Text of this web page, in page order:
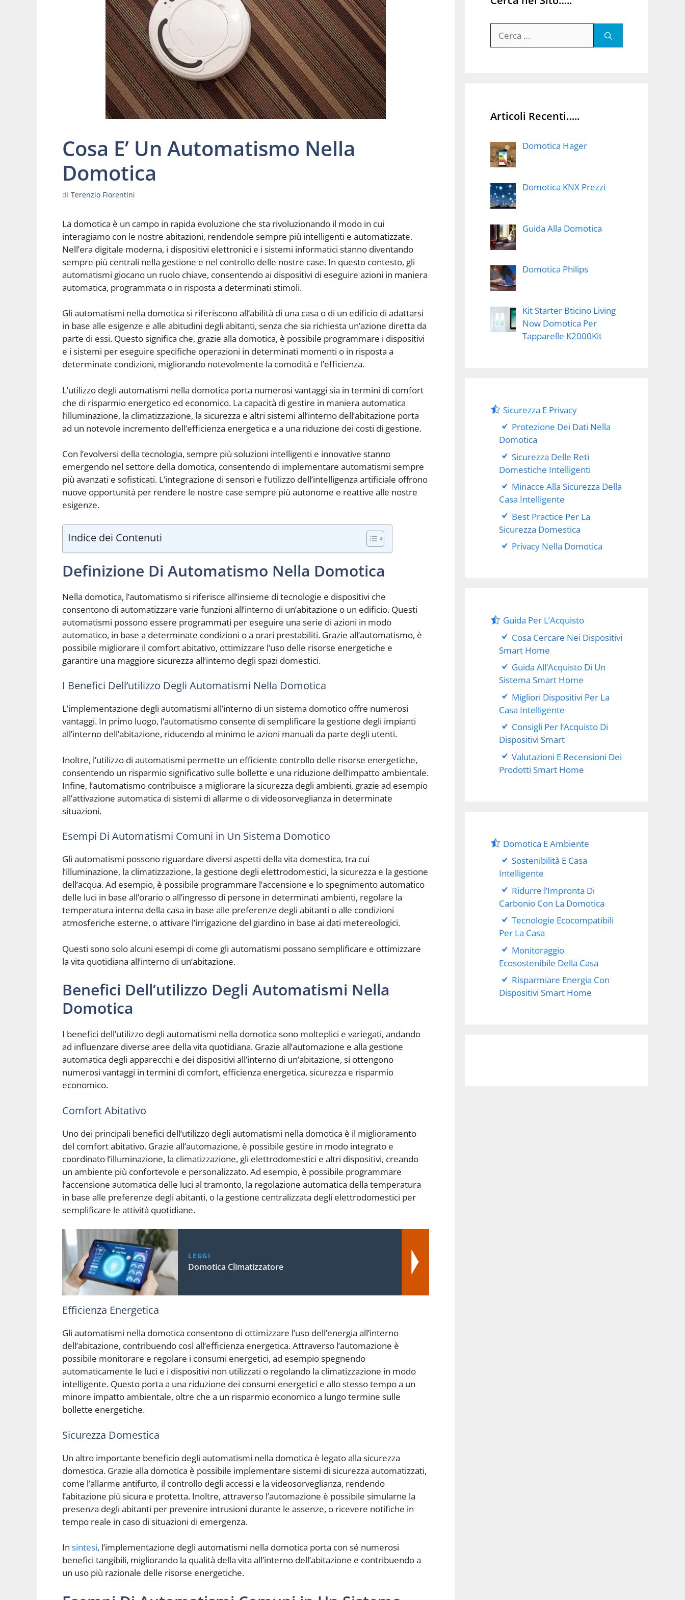
Cosa E’ Un Automatismo Nella
Domotica
di Terenzio Fiorentini
La domotica è un campo in rapida evoluzione che sta rivoluzionando il modo in cui
interagiamo con le nostre abitazioni, rendendole sempre più intelligenti e automatizzate.
Nell’era digitale moderna, i dispositivi elettronici e i sistemi informatici stanno diventando
sempre più centrali nella gestione e nel controllo delle nostre case. In questo contesto, gli
automatismi giocano un ruolo chiave, consentendo ai dispositivi di eseguire azioni in maniera
automatica, programmata o in risposta a determinati stimoli.
Gli automatismi nella domotica si riferiscono all’abilità di una casa o di un edificio di adattarsi
in base alle esigenze e alle abitudini degli abitanti, senza che sia richiesta un’azione diretta da
parte di essi. Questo significa che, grazie alla domotica, è possibile programmare i dispositivi
e i sistemi per eseguire specifiche operazioni in determinati momenti o in risposta a
determinate condizioni, migliorando notevolmente la comodità e l’efficienza.
L’utilizzo degli automatismi nella domotica porta numerosi vantaggi sia in termini di comfort
che di risparmio energetico ed economico. La capacità di gestire in maniera automatica
l’illuminazione, la climatizzazione, la sicurezza e altri sistemi all’interno dell’abitazione porta
ad un notevole incremento dell’efficienza energetica e a una riduzione dei costi di gestione.
Con l’evolversi della tecnologia, sempre più soluzioni intelligenti e innovative stanno
emergendo nel settore della domotica, consentendo di implementare automatismi sempre
più avanzati e sofisticati. L’integrazione di sensori e l’utilizzo dell’intelligenza artificiale offrono
nuove opportunità per rendere le nostre case sempre più autonome e reattive alle nostre
esigenze.
Indice dei Contenuti
Definizione Di Automatismo Nella Domotica
Nella domotica, l’automatismo si riferisce all’insieme di tecnologie e dispositivi che
consentono di automatizzare varie funzioni all’interno di un’abitazione o un edificio. Questi
automatismi possono essere programmati per eseguire una serie di azioni in modo
automatico, in base a determinate condizioni o a orari prestabiliti. Grazie all’automatismo, è
possibile migliorare il comfort abitativo, ottimizzare l’uso delle risorse energetiche e
garantire una maggiore sicurezza all’interno degli spazi domestici.
I Benefici Dell’utilizzo Degli Automatismi Nella Domotica
L’implementazione degli automatismi all’interno di un sistema domotico offre numerosi
vantaggi. In primo luogo, l’automatismo consente di semplificare la gestione degli impianti
all’interno dell’abitazione, riducendo al minimo le azioni manuali da parte degli utenti.
Inoltre, l’utilizzo di automatismi permette un efficiente controllo delle risorse energetiche,
consentendo un risparmio significativo sulle bollette e una riduzione dell’impatto ambientale.
Infine, l’automatismo contribuisce a migliorare la sicurezza degli ambienti, grazie ad esempio
all’attivazione automatica di sistemi di allarme o di videosorveglianza in determinate
situazioni.
Esempi Di Automatismi Comuni in Un Sistema Domotico
Gli automatismi possono riguardare diversi aspetti della vita domestica, tra cui
l’illuminazione, la climatizzazione, la gestione degli elettrodomestici, la sicurezza e la gestione
dell’acqua. Ad esempio, è possibile programmare l’accensione e lo spegnimento automatico
delle luci in base all’orario o all’ingresso di persone in determinati ambienti, regolare la
temperatura interna della casa in base alle preferenze degli abitanti o alle condizioni
atmosferiche esterne, o attivare l’irrigazione del giardino in base ai dati metereologici.
Questi sono solo alcuni esempi di come gli automatismi possano semplificare e ottimizzare
la vita quotidiana all’interno di un’abitazione.
Benefici Dell’utilizzo Degli Automatismi Nella
Domotica
I benefici dell’utilizzo degli automatismi nella domotica sono molteplici e variegati, andando
ad influenzare diverse aree della vita quotidiana. Grazie all’automazione e alla gestione
automatica degli apparecchi e dei dispositivi all’interno di un’abitazione, si ottengono
numerosi vantaggi in termini di comfort, efficienza energetica, sicurezza e risparmio
economico.
Comfort Abitativo
Uno dei principali benefici dell’utilizzo degli automatismi nella domotica è il miglioramento
del comfort abitativo. Grazie all’automazione, è possibile gestire in modo integrato e
coordinato l’illuminazione, la climatizzazione, gli elettrodomestici e altri dispositivi, creando
un ambiente più confortevole e personalizzato. Ad esempio, è possibile programmare
l’accensione automatica delle luci al tramonto, la regolazione automatica della temperatura
in base alle preferenze degli abitanti, o la gestione centralizzata degli elettrodomestici per
semplificare le attività quotidiane.
LEGGI
Domotica Climatizzatore
Efficienza Energetica
Gli automatismi nella domotica consentono di ottimizzare l’uso dell’energia all’interno
dell’abitazione, contribuendo così all’efficienza energetica. Attraverso l’automazione è
possibile monitorare e regolare i consumi energetici, ad esempio spegnendo
automaticamente le luci e i dispositivi non utilizzati o regolando la climatizzazione in modo
intelligente. Questo porta a una riduzione dei consumi energetici e allo stesso tempo a un
minore impatto ambientale, oltre che a un risparmio economico a lungo termine sulle
bollette energetiche.
Sicurezza Domestica
Un altro importante beneficio degli automatismi nella domotica è legato alla sicurezza
domestica. Grazie alla domotica è possibile implementare sistemi di sicurezza automatizzati,
come l’allarme antifurto, il controllo degli accessi e la videosorveglianza, rendendo
l’abitazione più sicura e protetta. Inoltre, attraverso l’automazione è possibile simularne la
presenza degli abitanti per prevenire intrusioni durante le assenze, o ricevere notifiche in
tempo reale in caso di situazioni di emergenza.
In sintesi, l’implementazione degli automatismi nella domotica porta con sé numerosi
benefici tangibili, migliorando la qualità della vita all’interno dell’abitazione e contribuendo a
un uso più razionale delle risorse energetiche.
per:
Articoli Recenti…..
Domotica Hager
Domotica KNX Prezzi
Guida Alla Domotica
Domotica Philips
Kit Starter Bticino Living
Now Domotica Per
Tapparelle K2000Kit
Sicurezza E Privacy
Protezione Dei Dati Nella
Domotica
Sicurezza Delle Reti
Domestiche Intelligenti
Minacce Alla Sicurezza Della
Casa Intelligente
Best Practice Per La
Sicurezza Domestica
Privacy Nella Domotica
Guida Per L’Acquisto
Cosa Cercare Nei Dispositivi
Smart Home
Guida All’Acquisto Di Un
Sistema Smart Home
Migliori Dispositivi Per La
Casa Intelligente
Consigli Per l’Acquisto Di
Dispositivi Smart
Valutazioni E Recensioni Dei
Prodotti Smart Home
Domotica E Ambiente
Sostenibilità E Casa
Intelligente
Ridurre l’Impronta Di
Carbonio Con La Domotica
Tecnologie Ecocompatibili
Per La Casa
Monitoraggio
Ecosostenibile Della Casa
Risparmiare Energia Con
Dispositivi Smart Home